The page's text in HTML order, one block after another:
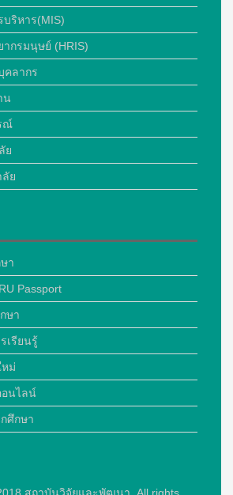
บริหาร(MIS)
กรมนุษย์ (HRIS)
คลากร
น
ณ์
ย
ย
า
Passport
ษา
เรียนรู้
ม่
อนไลน์
ศึกษา